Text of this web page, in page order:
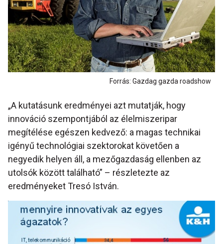
Forrás: Gazdag gazda roadshow
„A kutatásunk eredményei azt mutatják, hogy
innováció szempontjából az élelmiszeripar
megítélése egészen kedvező: a magas technikai
igényű technológiai szektorokat követően a
negyedik helyen áll, a mezőgazdaság ellenben az
utolsók között található” – részletezte az
eredményeket Tresó István.